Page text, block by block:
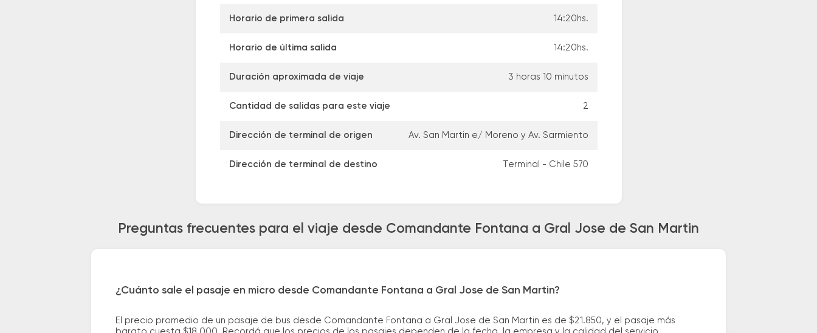
Horario de primera salida 14:20hs.
Horario de última salida 14:20hs.
Duración aproximada de viaje 3 horas 10 minutos
Cantidad de salidas para este viaje 2
Dirección de terminal de origen Av. San Martin e/ Moreno y Av. Sarmiento
Dirección de terminal de destino Terminal - Chile 570
Preguntas frecuentes para el viaje desde Comandante Fontana a Gral Jose de San Martin
¿Cuánto sale el pasaje en micro desde Comandante Fontana a Gral Jose de San Martin?
El precio promedio de un pasaje de bus desde Comandante Fontana a Gral Jose de San Martin es de $21.850, y el pasaje más